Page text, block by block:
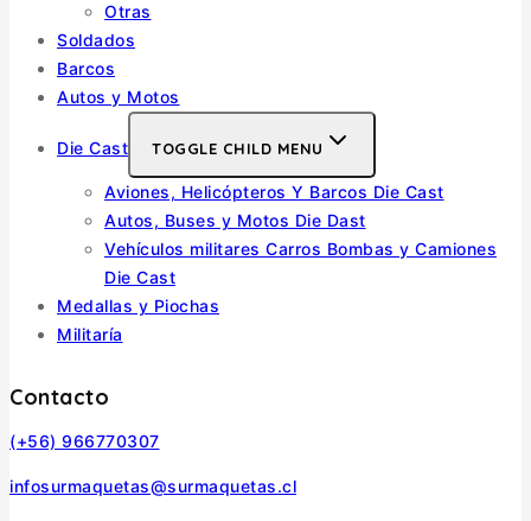
Otras
Soldados
Barcos
Autos y Motos
Die Cast TOGGLE CHILD MENU
Aviones, Helicópteros Y Barcos Die Cast
Autos, Buses y Motos Die Dast
Vehículos militares Carros Bombas y Camiones
Die Cast
Medallas y Piochas
Militaría
Contacto
(+56) 966770307
infosurmaquetas@surmaquetas.cl